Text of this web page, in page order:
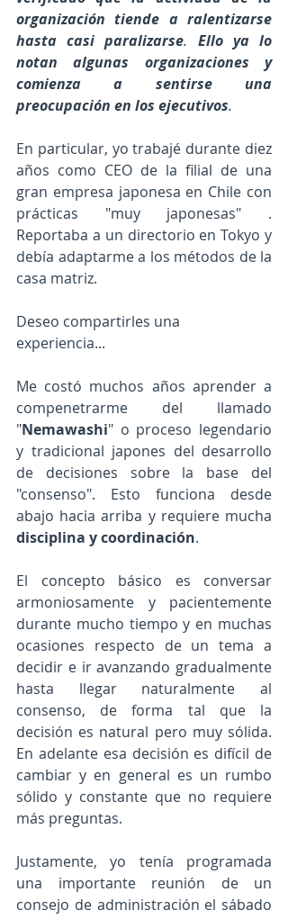
organización tiende a ralentizarse
hasta casi paralizarse. Ello ya lo
notan algunas organizaciones y
comienza a sentirse una
preocupación en los ejecutivos.
En particular, yo trabajé durante diez
años como CEO de la filial de una
gran empresa japonesa en Chile con
prácticas "muy japonesas" .
Reportaba a un directorio en Tokyo y
debía adaptarme a los métodos de la
casa matriz.
Deseo compartirles una
experiencia...
Me costó muchos años aprender a
compenetrarme del llamado
"Nemawashi" o proceso legendario
y tradicional japones del desarrollo
de decisiones sobre la base del
"consenso". Esto funciona desde
disciplina y coordinación.
El concepto básico es conversar
armoniosamente y pacientemente
durante mucho tiempo y en muchas
ocasiones respecto de un tema a
decidir e ir avanzando gradualmente
hasta llegar naturalmente al
consenso, de forma tal que la
decisión es natural pero muy sólida.
En adelante esa decisión es difícil de
cambiar y en general es un rumbo
sólido y constante que no requiere
más preguntas.
Justamente, yo tenía programada
una importante reunión de un
consejo de administración el sábado